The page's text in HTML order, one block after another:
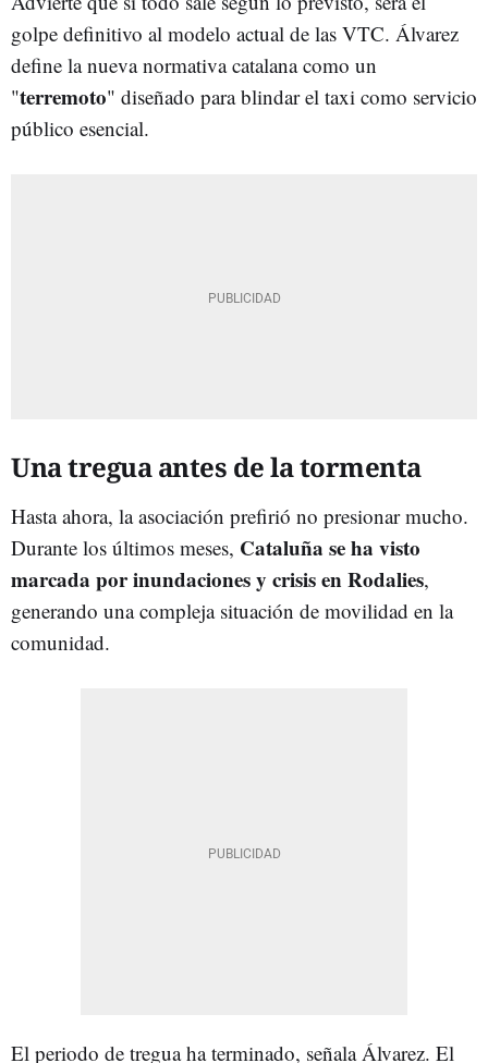
golpe definitivo al modelo actual de las VTC. Álvarez
define la nueva normativa catalana como un
"terremoto" diseñado para blindar el taxi como servicio
público esencial.
Una tregua antes de la tormenta
Hasta ahora, la asociación prefirió no presionar mucho.
Durante los últimos meses, Cataluña se ha visto
marcada por inundaciones y crisis en Rodalies,
generando una compleja situación de movilidad en la
comunidad.
El periodo de tregua ha terminado, señala Álvarez. El